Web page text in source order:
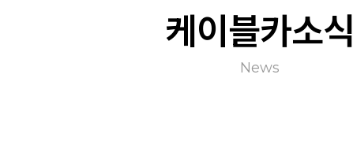
케이블카소식
News